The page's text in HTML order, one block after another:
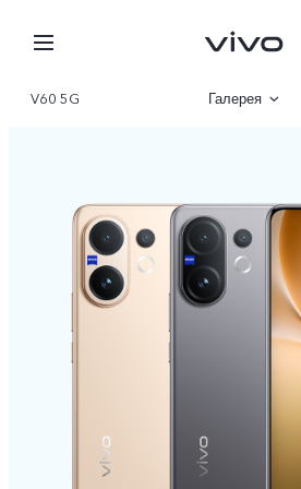
V60 5G Галерея
Характеристики